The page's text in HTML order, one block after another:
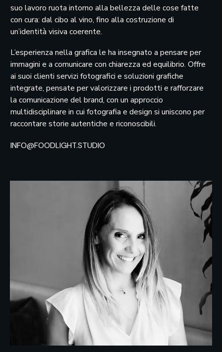
suo lavoro ruota intorno alla bellezza delle cose fatte
con cura: dal cibo al vino, fino alla costruzione di
un’identità visiva coerente.
L’esperienza nella grafica le ha insegnato a pensare per
immagini e a comunicare con chiarezza ed equilibrio. Offre
ai suoi clienti servizi fotografici e soluzioni grafiche
integrate, pensate per valorizzare i prodotti e rafforzare
la comunicazione del brand, con un approccio
multidisciplinare in cui fotografia e design si uniscono per
raccontare storie autentiche e riconoscibili.
INFO@FOODLIGHT.STUDIO